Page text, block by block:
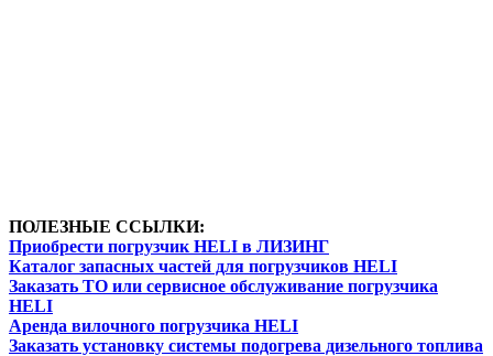
ПОЛЕЗНЫЕ ССЫЛКИ:
Приобрести погрузчик HELI в ЛИЗИНГ
Каталог запасных частей для погрузчиков HELI
Заказать ТО или сервисное обслуживание погрузчика
HELI
Аренда вилочного погрузчика HELI
Заказать установку системы подогрева дизельного топлива